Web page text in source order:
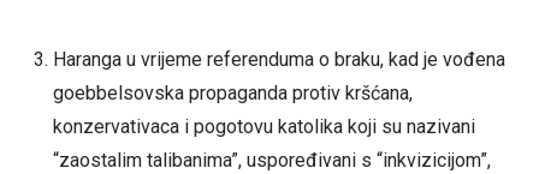
Haranga u vrijeme referenduma o braku, kad je vođena
goebbelsovska propaganda protiv kršćana,
konzervativaca i pogotovu katolika koji su nazivani
“zaostalim talibanima”, uspoređivani s “inkvizicijom”,